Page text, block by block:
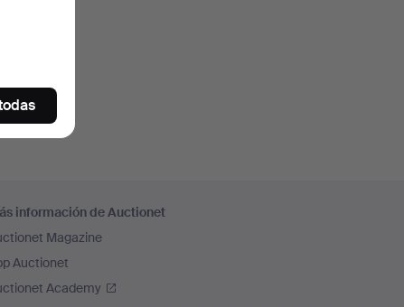
información de Auctionet
Magazine
Auctionet
Academy